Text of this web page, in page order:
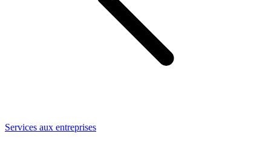
Services aux entreprises